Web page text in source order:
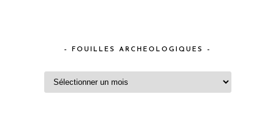
– FOUILLES ARCHEOLOGIQUES –